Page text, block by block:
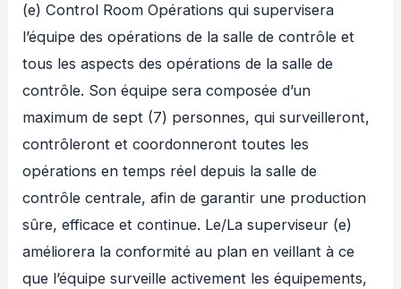
(e) Control Room Opérations qui supervisera
l’équipe des opérations de la salle de contrôle et
tous les aspects des opérations de la salle de
contrôle. Son équipe sera composée d’un
maximum de sept (7) personnes, qui surveilleront,
contrôleront et coordonneront toutes les
opérations en temps réel depuis la salle de
contrôle centrale, afin de garantir une production
sûre, efficace et continue. Le/La superviseur (e)
améliorera la conformité au plan en veillant à ce
que l’équipe surveille activement les équipements,